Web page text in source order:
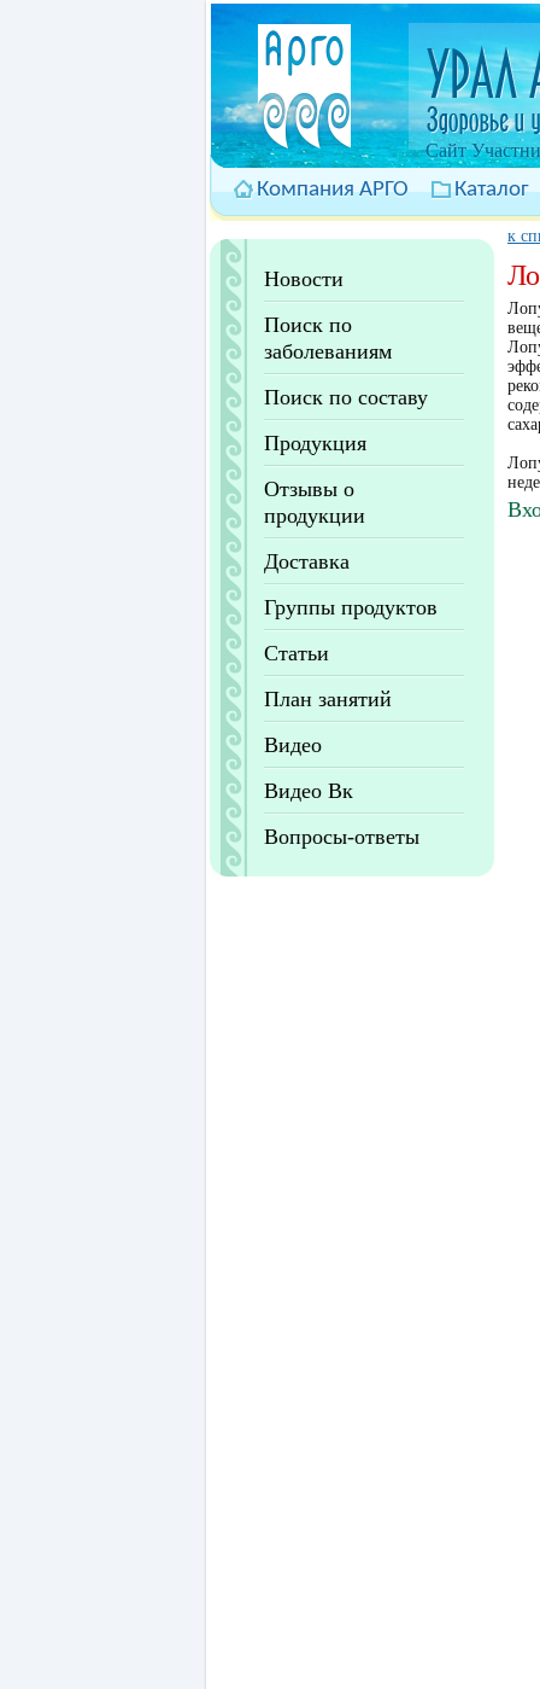
Cайт
Компания АРГО Каталог
Новости
Поиск по
заболеваниям
Поиск по составу
Продукция
Отзывы о
продукции
Доставка
Группы продуктов
Статьи
План занятий
Видео
Видео Вк
Вопросы-ответы
к